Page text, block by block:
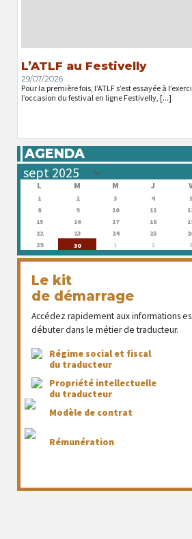
L’ATLF au Festivelly
29/07/2026
Pour la première fois, l’ATLF s’est essayée à
l’occasion du festival en ligne Festivelly, [...]
AGENDA
L M M J
1 2 3 4 5
8
9 10 11
15
16 17 18
22
23 24 25
29
30 1 2 3
Le kit
de démarrage
Accédez rapidement aux informations
débuter dans le métier de traducteur.
Régime social et fiscal
du traducteur
Propriété intellectuelle
du traducteur
Modèle de contrat
Rémunération